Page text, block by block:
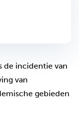
de incidentie van
van
gebieden